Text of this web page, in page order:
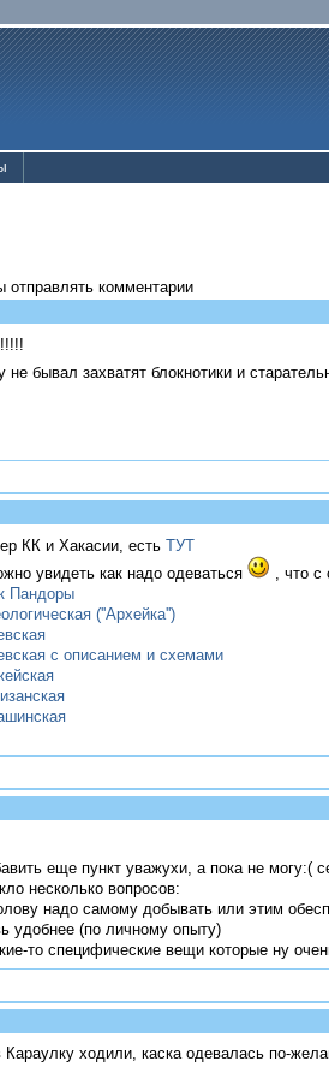
отправлять комментарии
не бывал захватят блокнотики и
КК и Хакасии, есть ТУТ
увидеть как надо одеваться
, что с
Пандоры
(''Архейка'')
с описанием и схемами
еще пункт уважухи, а пока не могу:(
несколько вопросов:
надо самому добывать или этим
удобнее (по личному опыту)
то специфические вещи которые ну
Караулку ходили, каска одевалась по-